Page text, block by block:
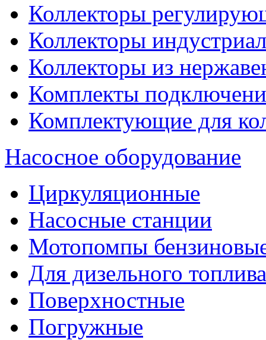
Коллекторы
Коллекторы
Коллекторы из
Комплекты
Комплектующие для
Насосное оборудование
Циркуляционные
Насосные станции
Мотопомпы
Для дизельного топлива
Поверхностные
Погружные